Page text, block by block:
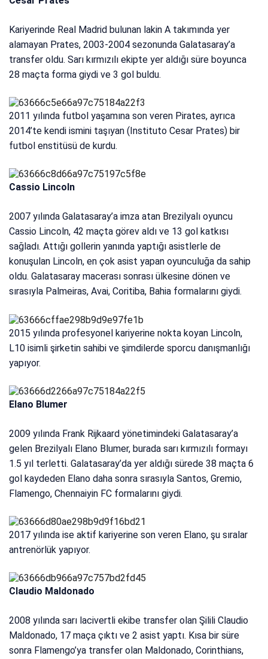
Kariyerinde Real Madrid bulunan lakin A takımında yer
alamayan Prates, 2003-2004 sezonunda Galatasaray’a
transfer oldu. Sarı kırmızılı ekipte yer aldığı süre boyunca
28 maçta forma giydi ve 3 gol buldu.
2011 yılında futbol yaşamına son veren Pirates, ayrıca
2014’te kendi ismini taşıyan (Instituto Cesar Prates) bir
futbol enstitüsü de kurdu.
Cassio Lincoln
2007 yılında Galatasaray’a imza atan Brezilyalı oyuncu
Cassio Lincoln, 42 maçta görev aldı ve 13 gol katkısı
sağladı. Attığı gollerin yanında yaptığı asistlerle de
konuşulan Lincoln, en çok asist yapan oyunculuğa da sahip
oldu. Galatasaray macerası sonrası ülkesine dönen ve
sırasıyla Palmeiras, Avai, Coritiba, Bahia formalarını giydi.
2015 yılında profesyonel kariyerine nokta koyan Lincoln,
L10 isimli şirketin sahibi ve şimdilerde sporcu danışmanlığı
yapıyor.
Elano Blumer
2009 yılında Frank Rijkaard yönetimindeki Galatasaray’a
gelen Brezilyalı Elano Blumer, burada sarı kırmızılı formayı
1.5 yıl terletti. Galatasaray’da yer aldığı sürede 38 maçta 6
gol kaydeden Elano daha sonra sırasıyla Santos, Gremio,
Flamengo, Chennaiyin FC formalarını giydi.
2017 yılında ise aktif kariyerine son veren Elano, şu sıralar
antrenörlük yapıyor.
Claudio Maldonado
2008 yılında sarı lacivertli ekibe transfer olan Şilili Claudio
Maldonado, 17 maça çıktı ve 2 asist yaptı. Kısa bir süre
sonra Flamengo’ya transfer olan Maldonado, Corinthians,